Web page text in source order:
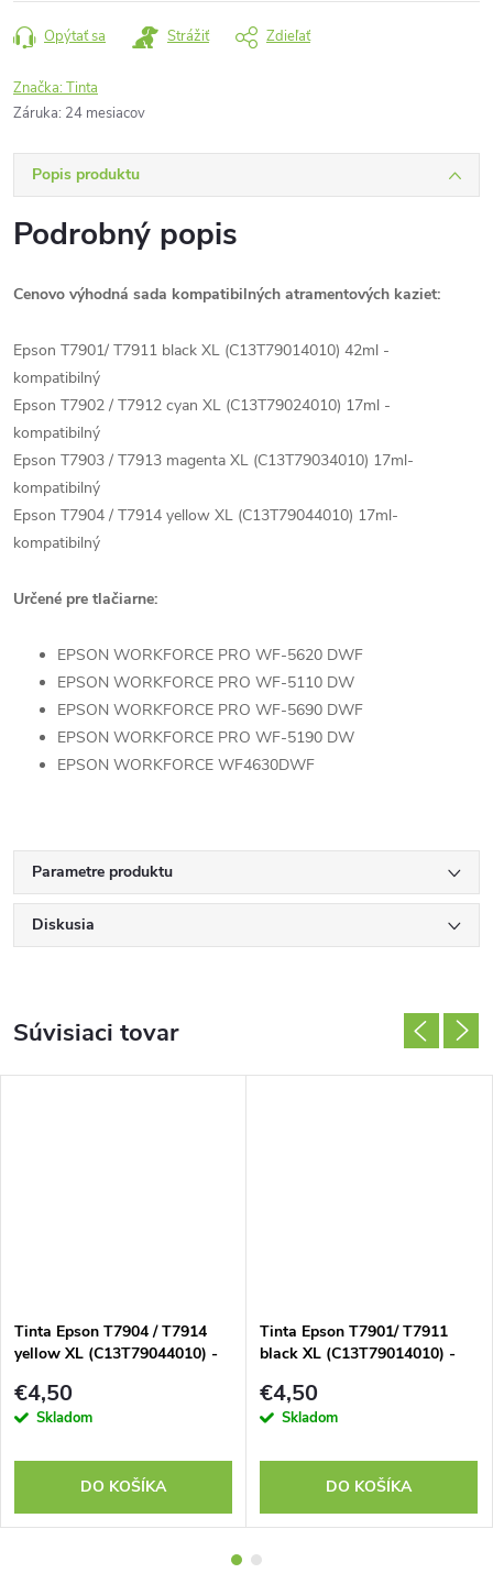
Opýtať sa Strážiť Zdieľať
Značka:Tinta
Záruka: 24 mesiacov
Popis produktu
Podrobný popis
Cenovo výhodná sada kompatibilných atramentových kaziet:
Epson T7901/ T7911 black XL (C13T79014010) 42ml -
kompatibilný
Epson T7902 / T7912 cyan XL (C13T79024010) 17ml -
kompatibilný
Epson T7903 / T7913 magenta XL (C13T79034010) 17ml-
kompatibilný
Epson T7904 / T7914 yellow XL (C13T79044010) 17ml-
kompatibilný
Určené pre tlačiarne:
EPSON WORKFORCE PRO WF-5620 DWF
EPSON WORKFORCE PRO WF-5110 DW
EPSON WORKFORCE PRO WF-5690 DWF
EPSON WORKFORCE PRO WF-5190 DW
EPSON WORKFORCE WF4630DWF
Parametre produktu
Diskusia
Súvisiaci tovar
Tinta Epson T7904 / T7914
yellow XL (C13T79044010) -
€4,50
Skladom
DO KOŠÍKA
Tinta Epson T7901/ T7911
black XL (C13T79014010) -
€4,50
Skladom
DO KOŠÍKA